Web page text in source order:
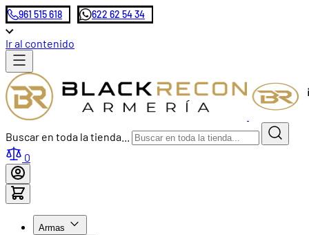
961 515 618 622 62 54 34
Ir al contenido
Buscar en toda la tienda...
0
Armas